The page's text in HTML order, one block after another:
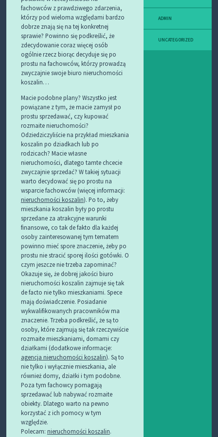
fachowców z prawdziwego zdarzenia,
którzy pod wieloma względami bardzo
dobrze znają się na tej konkretnej
sprawie? Powinno się podkreślić, że
zdecydowanie coraz więcej osób
ogólnie rzecz biorąc decyduje się po
prostu na fachowców, którzy prowadzą
zwyczajnie swoje biuro nieruchomości
koszalin…
Macie podobne plany? Wszystko jest
powiązane z tym, że macie zamysł po
prostu sprzedawać, czy kupować
rozmaite nieruchomości?
Odziedziczyliście na przykład mieszkania
koszalin po dziadkach lub po
rodzicach? Macie własne
nieruchomości, dlatego tamte chcecie
zwyczajnie sprzedać? W takiej sytuacji
warto decydować się po prostu na
wsparcie fachowców (więcej informacji:
nieruchomości koszalin). Po to, żeby
mieszkania koszalin były po prostu
sprzedane za atrakcyjne warunki
finansowe, co tak de fakto dla każdej
osoby zainteresowanej tym tematem
powinno mieć spore znaczenie, żeby po
prostu nie stracić sporej ilości gotówki. O
czym jeszcze nie trzeba zapominać?
Okazuje się, że dobrej jakości biuro
nieruchomości koszalin zajmuje się tak
de facto nie tylko mieszkaniami. Spece
mają doświadczenie. Posiadanie
wykwalifikowanych pracowników ma
znaczenie. Trzeba podkreślić, że są to
osoby, które zajmują się tak rzeczywiście
rozmaite mieszkaniami, domami czy
działkami (dodatkowe informacje:
agencja nieruchomości koszalin). Są to
nie tylko i wyłącznie mieszkania, ale
również domy, działki i tym podobne.
Poza tym fachowcy pomagają
sprzedawać lub nabywać rozmaite
obiekty. Dlatego warto na pewno
korzystać z ich pomocy w tym
względzie.
Polecam: nieruchomości koszalin.
ADMIN
UNCATEGORIZED